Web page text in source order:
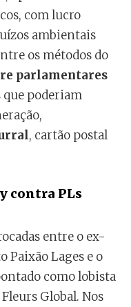
com lucro
ambientais
os métodos do
parlamentares
que poderiam
, cartão postal
contra PLs
entre o ex-
Paixão Lages e o
como lobista
Global. Nos